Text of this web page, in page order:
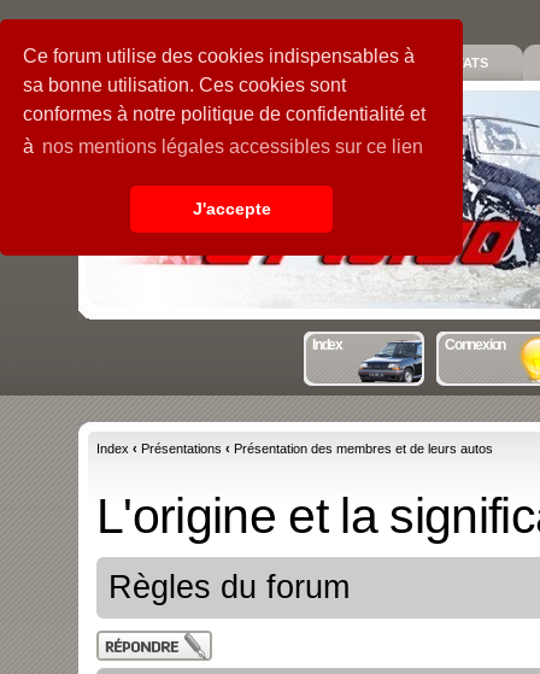
Ce forum utilise des cookies indispensables à
sa bonne utilisation. Ces cookies sont
conformes à notre politique de confidentialité et
à nos mentions légales accessibles sur ce lien
J'accepte
PIECES GALERIE GUIDE STATS
Index Connexion
Index ‹ Présentations ‹ Présentation des membres et de leurs autos
L'origine et la
Règles du forum
Publier une
réponse